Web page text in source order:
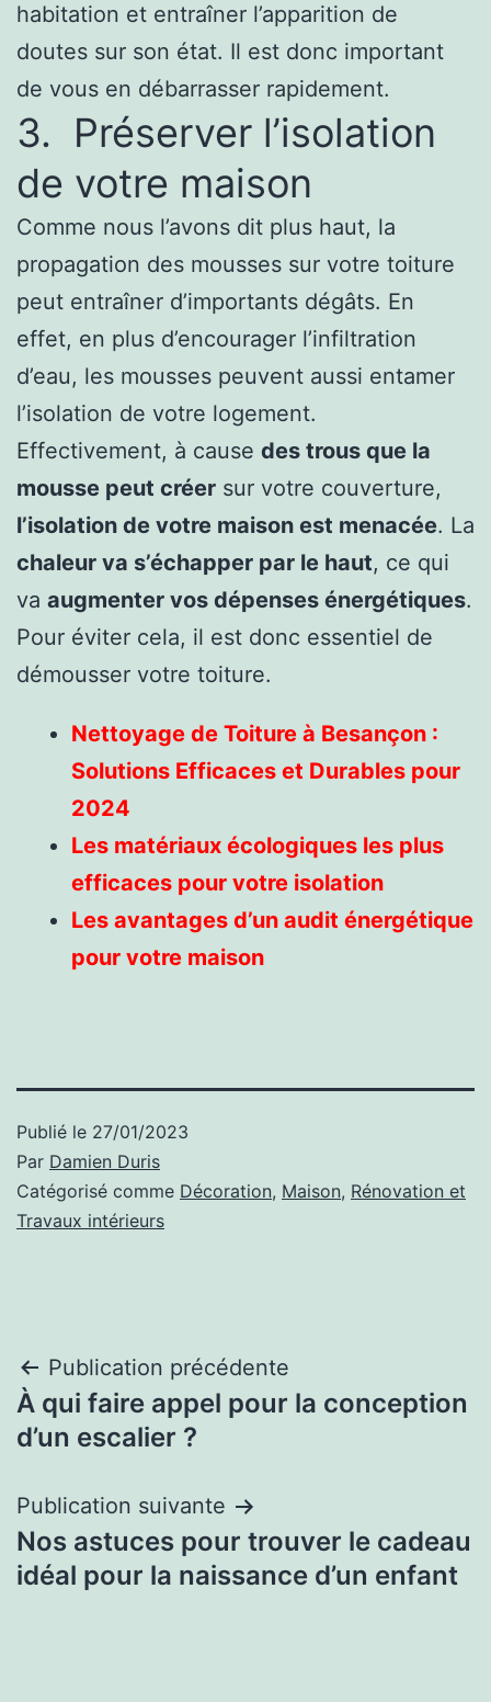
habitation et entraîner l’apparition de
doutes sur son état. Il est donc important
de vous en débarrasser rapidement.
3. Préserver l’isolation
de votre maison
Comme nous l’avons dit plus haut, la
propagation des mousses sur votre toiture
peut entraîner d’importants dégâts. En
effet, en plus d’encourager l’infiltration
d’eau, les mousses peuvent aussi entamer
l’isolation de votre logement.
Effectivement, à cause des trous que la
mousse peut créer sur votre couverture,
l’isolation de votre maison est menacée. La
chaleur va s’échapper par le haut, ce qui
va augmenter vos dépenses énergétiques.
Pour éviter cela, il est donc essentiel de
démousser votre toiture.
Nettoyage de Toiture à Besançon :
Solutions Efficaces et Durables pour
2024
Les matériaux écologiques les plus
efficaces pour votre isolation
Les avantages d’un audit énergétique
pour votre maison
Publié le 27/01/2023
Par Damien Duris
Catégorisé comme Décoration, Maison, Rénovation et
Travaux intérieurs
Navigation
de
Publication précédente
À qui faire appel pour la conception
d’un escalier ?
Publication suivante
Nos astuces pour trouver le cadeau
idéal pour la naissance d’un enfant